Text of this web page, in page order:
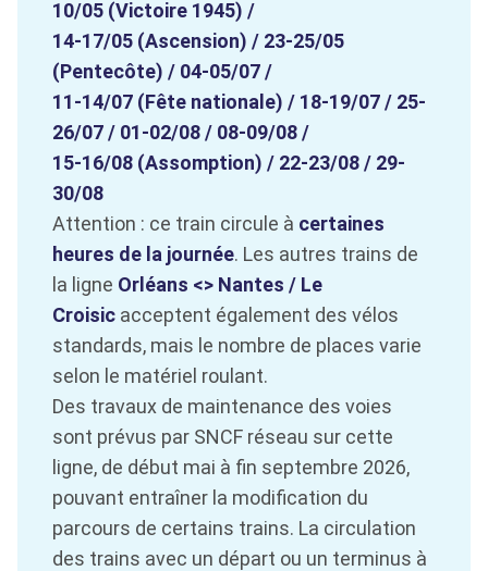
10/05 (Victoire 1945) /
14-17/05 (Ascension) / 23-25/05
(Pentecôte) / 04-05/07 /
11-14/07 (Fête nationale) / 18-19/07 / 25-
26/07 / 01-02/08 / 08-09/08 /
15-16/08 (Assomption) / 22-23/08 / 29-
30/08
Attention : ce train circule à certaines
heures de la journée. Les autres trains de
la ligne Orléans <> Nantes / Le
Croisic acceptent également des vélos
standards, mais le nombre de places varie
selon le matériel roulant.
Des travaux de maintenance des voies
sont prévus par SNCF réseau sur cette
ligne, de début mai à fin septembre 2026,
pouvant entraîner la modification du
parcours de certains trains. La circulation
des trains avec un départ ou un terminus à